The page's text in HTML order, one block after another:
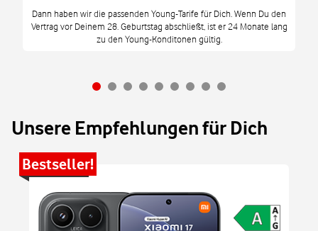
Dann haben wir die passenden Young-Tarife für Dich. Wenn Du den
Vertrag vor Deinem 28. Geburtstag abschließt, ist er 24 Monate lang
zu den Young-Konditonen gültig.
Unsere Empfehlungen für Dich
Bestseller!